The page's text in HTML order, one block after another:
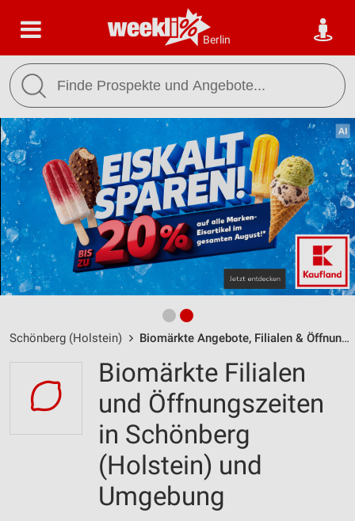
Berlin
Schönberg (Holstein) Biomärkte Angebote, Filialen & Öffnungszeiten
Biomärkte Filialen
und Öffnungszeiten
in Schönberg
(Holstein) und
Umgebung